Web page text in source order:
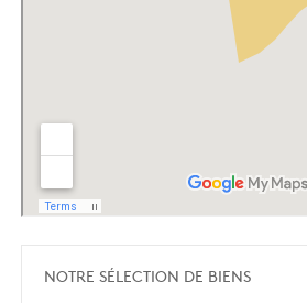
NOTRE SÉLECTION DE BIENS